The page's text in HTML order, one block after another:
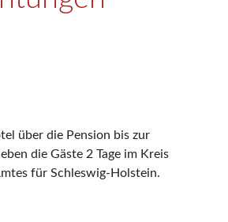
über die Pension bis zur
die Gäste 2 Tage im Kreis
für Schleswig-Holstein.